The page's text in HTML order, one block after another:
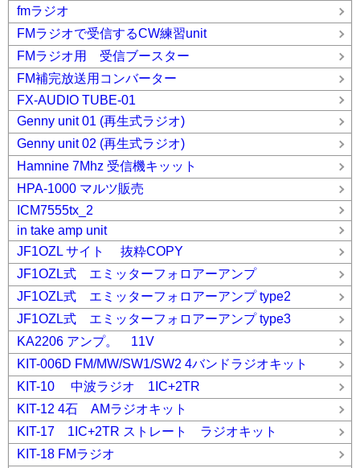
fmラジオ
FMラジオで受信するCW練習unit
FMラジオ用 受信ブースター
FM補完放送用コンバーター
FX-AUDIO TUBE-01
Genny unit 01 (再生式ラジオ)
Genny unit 02 (再生式ラジオ)
Hamnine 7Mhz 受信機キッット
HPA-1000 マルツ販売
ICM7555tx_2
in take amp unit
JF1OZL サイト 抜粋COPY
JF1OZL式 エミッターフォロアーアンプ
JF1OZL式 エミッターフォロアーアンプ type2
JF1OZL式 エミッターフォロアーアンプ type3
KA2206 アンプ。 11V
KIT-006D FM/MW/SW1/SW2 4バンドラジオキット
KIT-10 中波ラジオ 1IC+2TR
KIT-12 4石 AMラジオキット
KIT-17 1IC+2TR ストレート ラジオキット
KIT-18 FMラジオ